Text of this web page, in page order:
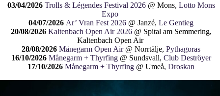
03/04/2026 Trolls & Légendes Festival 2026@ Mons, Lotto Mons
Expo
04/07/2026 Ar’ Vran Fest 2026 @ Janzé, Le Gentieg
20/08/2026 Kaltenbach Open Air 2026@ Spital am Semmering,
Kaltenbach Open Air
28/08/2026 Månegarm Open Air@ Norrtälje, Pythagoras
16/10/2026 Månegarm + Thyrfing@ Sundsvall, Club Deströyer
17/10/2026 Månegarm + Thyrfing @ Umeå, Droskan